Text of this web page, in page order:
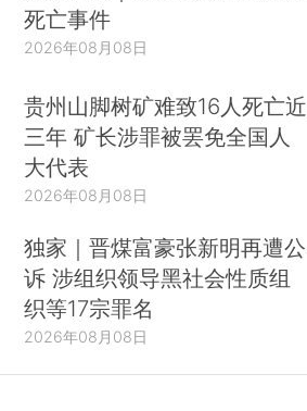
死亡事件
2026年08月08日
贵州山脚树矿难致16人死亡近
三年 矿长涉罪被罢免全国人
大代表
2026年08月08日
独家｜晋煤富豪张新明再遭公
诉 涉组织领导黑社会性质组
织等17宗罪名
2026年08月08日